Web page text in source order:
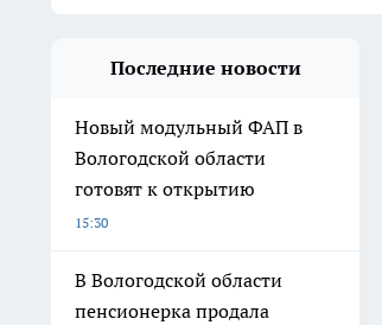
Последние новости
Новый модульный ФАП в
Вологодской области
готовят к открытию
15:30
В Вологодской области
пенсионерка продала